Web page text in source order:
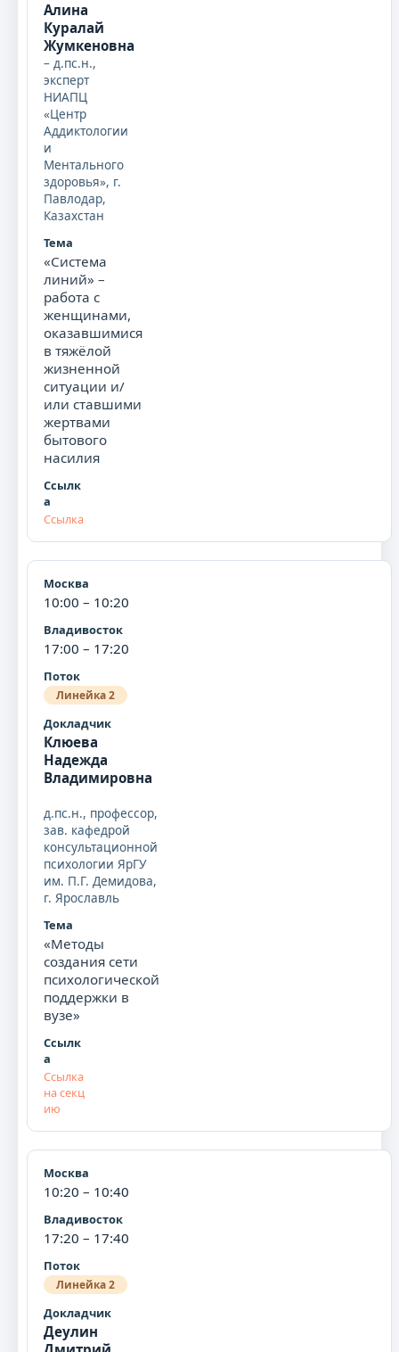
Алина
Куралай
Жумкеновна
– д.пс.н.,
эксперт
НИАПЦ
«Центр
Аддиктологии
и
Ментального
здоровья», г.
Павлодар,
Казахстан
«Система
линий» –
работа с
женщинами,
оказавшимися
в тяжёлой
жизненной
ситуации и/
или ставшими
жертвами
бытового
насилия
Ссылка
10:00 – 10:20
17:00 – 17:20
Линейка 2
Клюева
Надежда
Владимировна
д.пс.н., профессор,
зав. кафедрой
консультационной
психологии ЯрГУ
им. П.Г. Демидова,
г. Ярославль
«Методы
создания сети
психологической
поддержки в
вузе»
Ссылка
на секц
ию
10:20 – 10:40
17:20 – 17:40
Линейка 2
Деулин